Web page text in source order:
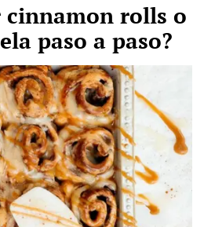
cinnamon rolls o
paso a paso?